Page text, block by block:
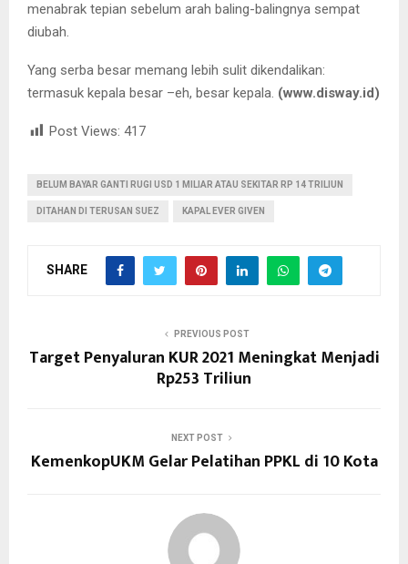
menabrak tepian sebelum arah baling-balingnya sempat
diubah.
Yang serba besar memang lebih sulit dikendalikan:
termasuk kepala besar –eh, besar kepala. (www.disway.id)
Post Views: 417
BELUM BAYAR GANTI RUGI USD 1 MILIAR ATAU SEKITAR RP 14 TRILIUN
DITAHAN DI TERUSAN SUEZ KAPAL EVER GIVEN
SHARE
PREVIOUS POST
Target Penyaluran KUR 2021 Meningkat Menjadi
Rp253 Triliun
NEXT POST
KemenkopUKM Gelar Pelatihan PPKL di 10 Kota